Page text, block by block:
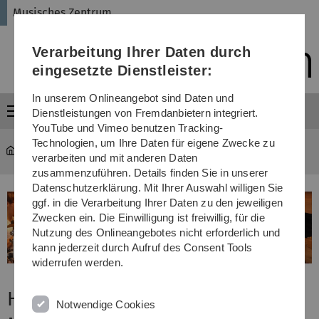
Direkt
Direkt
Direkt
(Sprache,
Drucken,
Media)
Direkt
Direkt
Musisches Zentrum
Menü
Musisches Zentrum
Herzlich willkommen im
Verarbeitung Ihrer Daten durch
eingesetzte Dienstleister:
In unserem Onlineangebot sind Daten und
Dienstleistungen von Fremdanbietern integriert.
YouTube und Vimeo benutzen Tracking-
Technologien, um Ihre Daten für eigene Zwecke zu
verarbeiten und mit anderen Daten
zusammenzuführen. Details finden Sie in unserer
Datenschutzerklärung. Mit Ihrer Auswahl willigen Sie
ggf. in die Verarbeitung Ihrer Daten zu den jeweiligen
Zwecken ein. Die Einwilligung ist freiwillig, für die
Nutzung des Onlineangebotes nicht erforderlich und
kann jederzeit durch Aufruf des Consent Tools
widerrufen werden.
Notwendige Cookies